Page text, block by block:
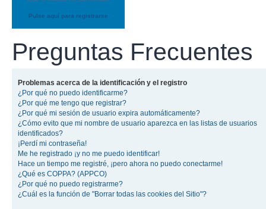
Pulse aquí para registrarse
Preguntas Frecuentes
Problemas acerca de la identificación y el registro
¿Por qué no puedo identificarme?
¿Por qué me tengo que registrar?
¿Por qué mi sesión de usuario expira automáticamente?
¿Cómo evito que mi nombre de usuario aparezca en las listas de usuarios
identificados?
¡Perdí mi contraseña!
Me he registrado ¡y no me puedo identificar!
Hace un tiempo me registré, ¡pero ahora no puedo conectarme!
¿Qué es COPPA? (APPCO)
¿Por qué no puedo registrarme?
¿Cuál es la función de "Borrar todas las cookies del Sitio"?